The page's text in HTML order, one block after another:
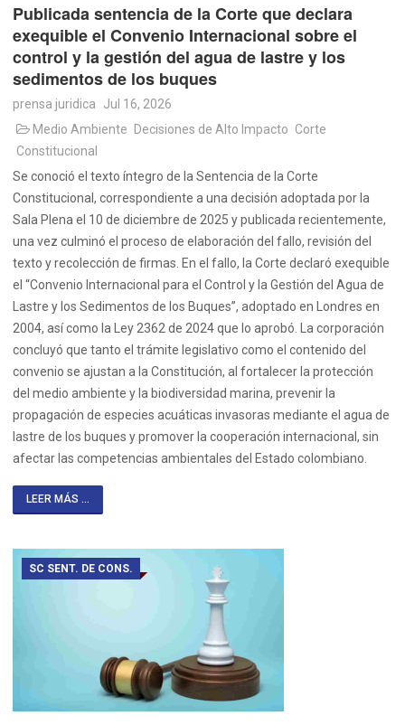
Publicada sentencia de la Corte que declara
exequible el Convenio Internacional sobre el
control y la gestión del agua de lastre y los
sedimentos de los buques
prensa juridica
Jul 16, 2026
Medio Ambiente
Decisiones de Alto Impacto Corte
Constitucional
Se conoció el texto íntegro de la Sentencia de la Corte
Constitucional, correspondiente a una decisión adoptada por la
Sala Plena el 10 de diciembre de 2025 y publicada recientemente,
una vez culminó el proceso de elaboración del fallo, revisión del
texto y recolección de firmas. En el fallo, la Corte declaró exequible
el “Convenio Internacional para el Control y la Gestión del Agua de
Lastre y los Sedimentos de los Buques”, adoptado en Londres en
2004, así como la Ley 2362 de 2024 que lo aprobó. La corporación
concluyó que tanto el trámite legislativo como el contenido del
convenio se ajustan a la Constitución, al fortalecer la protección
del medio ambiente y la biodiversidad marina, prevenir la
propagación de especies acuáticas invasoras mediante el agua de
lastre de los buques y promover la cooperación internacional, sin
afectar las competencias ambientales del Estado colombiano.
LEER MÁS ...
SC SENT. DE CONS.